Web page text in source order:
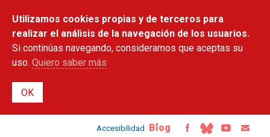
contenido
principal
Utilizamos cookies propias y de terceros para
realizar el análisis de la navegación de los usuarios.
Si continúas navegando, consideramos que aceptas su
uso. Quiero saber más
Accesibilidad Blog